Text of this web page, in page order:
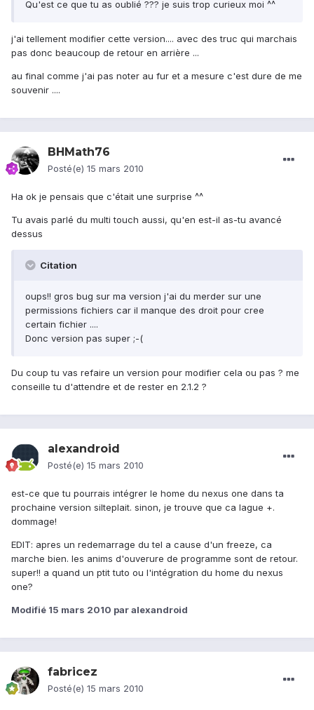
Qu'est ce que tu as oublié ??? je suis trop curieux moi ^^
j'ai tellement modifier cette version.... avec des truc qui marchais
pas donc beaucoup de retour en arrière ...
au final comme j'ai pas noter au fur et a mesure c'est dure de me
souvenir ....
BHMath76
Posté(e) 15 mars 2010
Ha ok je pensais que c'était une surprise ^^
Tu avais parlé du multi touch aussi, qu'en est-il as-tu avancé
dessus
Citation
oups!! gros bug sur ma version j'ai du merder sur une
permissions fichiers car il manque des droit pour cree
certain fichier ....
Donc version pas super ;-(
Du coup tu vas refaire un version pour modifier cela ou pas ? me
conseille tu d'attendre et de rester en 2.1.2 ?
alexandroid
Posté(e) 15 mars 2010
est-ce que tu pourrais intégrer le home du nexus one dans ta
prochaine version silteplait. sinon, je trouve que ca lague +.
dommage!
EDIT: apres un redemarrage du tel a cause d'un freeze, ca
marche bien. les anims d'ouverure de programme sont de retour.
super!! a quand un ptit tuto ou l'intégration du home du nexus
one?
Modifié 15 mars 2010 par alexandroid
fabricez
Posté(e) 15 mars 2010